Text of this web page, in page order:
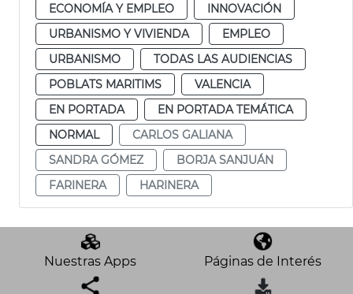
ECONOMÍA Y EMPLEO
INNOVACIÓN
URBANISMO Y VIVIENDA
EMPLEO
URBANISMO
TODAS LAS AUDIENCIAS
POBLATS MARITIMS
VALENCIA
EN PORTADA
EN PORTADA TEMÁTICA
NORMAL
CARLOS GALIANA
SANDRA GÓMEZ
BORJA SANJUÁN
FARINERA
HARINERA
Nuestras Apps Páginas de Interés